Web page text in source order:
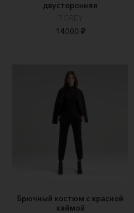
двусторонняя
7GREY
14000 ₽
Брючный костюм с красной
каймой